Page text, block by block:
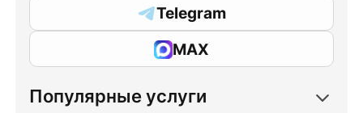
Telegram
MAX
Популярные услуги